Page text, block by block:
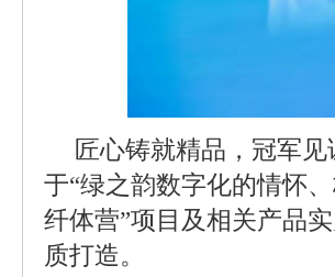
匠心铸就精品，冠军
于“绿之韵数字化的情怀
纤体营”项目及相关产品
质打造。